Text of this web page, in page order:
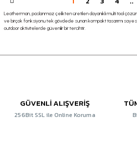
Leatherman, paslanmaz çelikten üretilen dayanıklı multi tool
ve birçok fonksiyonu tek gövdede sunan kompakt tasarımı
outdoor aktivitelerde güvenilir bir tercihtir.
GÜVENLİ ALIŞVERİŞ
256Bit SSL ile Online Koruma